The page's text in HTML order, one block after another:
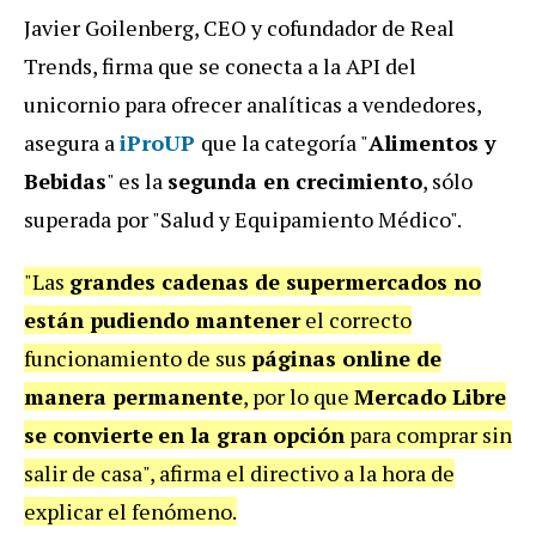
Javier Goilenberg, CEO y cofundador de Real
Trends, firma que se conecta a la API del
unicornio para ofrecer analíticas a vendedores,
asegura aiProUP que la categoría "Alimentos y
Bebidas" es la segunda en crecimiento, sólo
superada por "Salud y Equipamiento Médico".
"Las grandes cadenas de supermercados no
están pudiendo mantenerel correcto
funcionamiento de sus páginas online de
manera permanente, por lo que Mercado Libre
se convierte en la gran opción para comprar sin
salir de casa", afirma el directivo a la hora de
explicar el fenómeno.